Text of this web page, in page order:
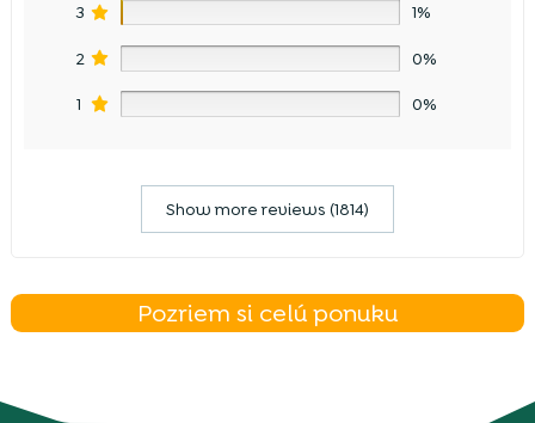
3 1%
2 0%
1 0%
Show more reviews (1814)
Pozriem si celú ponuku